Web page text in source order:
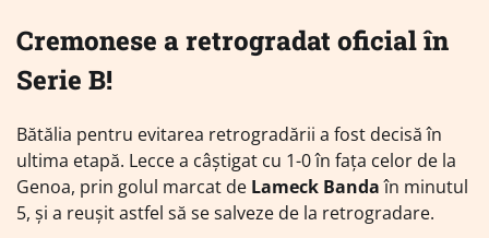
Cremonese a retrogradat oficial în
Serie B!
Bătălia pentru evitarea retrogradării a fost decisă în
ultima etapă. Lecce a câștigat cu 1-0 în fața celor de la
Genoa, prin golul marcat de Lameck Bandaîn minutul
5, și a reușit astfel să se salveze de la retrogradare.